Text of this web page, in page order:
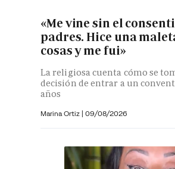
«Me vine sin el
padres. Hice una
cosas y me fui»
La religiosa cuenta cómo se
decisión de entrar a un
años
Marina Ortiz | 09/08/2026